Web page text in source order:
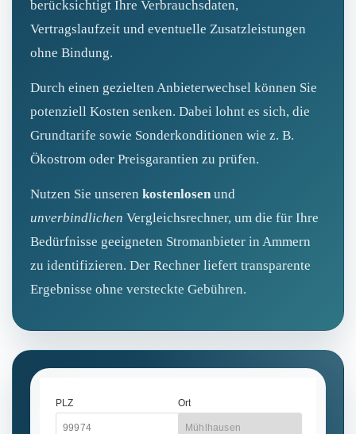
berücksichtigt Ihre Verbrauchsdaten,
Vertragslaufzeit und eventuelle Zusatzleistungen
ohne Bindung.
Durch einen gezielten Anbieterwechsel können Sie
potenziell Kosten senken. Dabei lohnt es sich, die
Grundtarife sowie Sonderkonditionen wie z. B.
Ökostrom oder Preisgarantien zu prüfen.
Nutzen Sie unseren kostenlosen und
unverbindlichen Vergleichsrechner, um die für Ihre
Bedürfnisse geeigneten Stromanbieter in Ammern
zu identifizieren. Der Rechner liefert transparente
Ergebnisse ohne versteckte Gebühren.